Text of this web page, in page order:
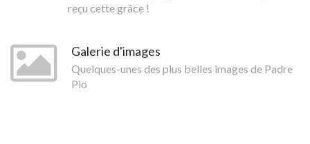
reçu cette grâce !
Galerie d'images
Quelques-unes des plus belles images de Padre
Pio